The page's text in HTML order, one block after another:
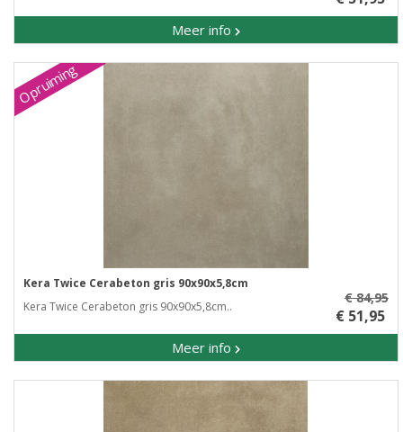
Meer info
Opruiming
Kera Twice Cerabeton gris 90x90x5,8cm
Kera Twice Cerabeton gris 90x90x5,8cm..
Meer info
€ 84,95
€ 51,95